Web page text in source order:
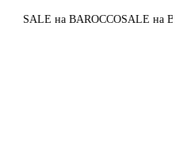
SALE на BAROCCOSALE на